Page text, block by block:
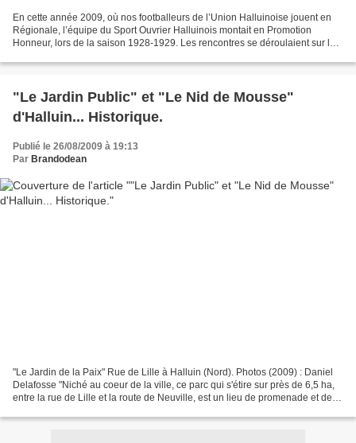
En cette année 2009, où nos footballeurs de l’Union Halluinoise jouent en
Régionale, l’équipe du Sport Ouvrier Halluinois montait en Promotion
Honneur, lors de la saison 1928-1929. Les rencontres se déroulaient sur le
"Le Jardin Public" et "Le Nid de Mousse"
d'Halluin... Historique.
Publié le 26/08/2009 à 19:13
Par Brandodean
"Le Jardin de la Paix" Rue de Lille à Halluin (Nord). Photos (2009) : Daniel
Delafosse "Niché au coeur de la ville, ce parc qui s'étire sur près de 6,5 ha,
entre la rue de Lille et la route de Neuville, est un lieu de promenade et de